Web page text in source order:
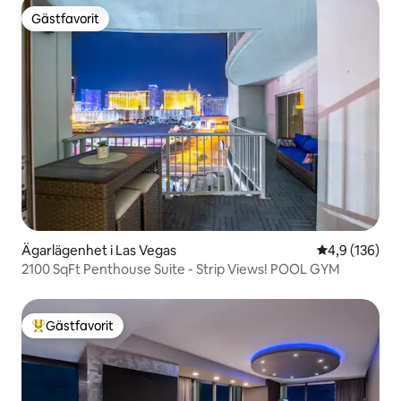
Gästfavorit
Gästfavorit
Ägarlägenhet i Las Vegas 4,9 av 5 i
4,9 (136)
2100 SqFt Penthouse Suite - Strip Views! POOL GYM
Populär gästfavorit
Gästfavorit